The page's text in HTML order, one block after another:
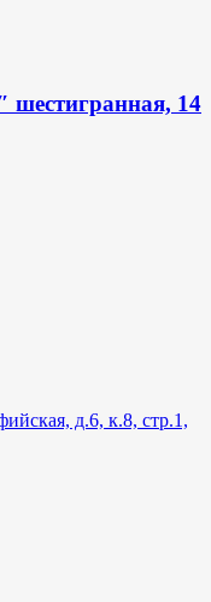
шестигранная, 14
д.6, к.8, стр.1,